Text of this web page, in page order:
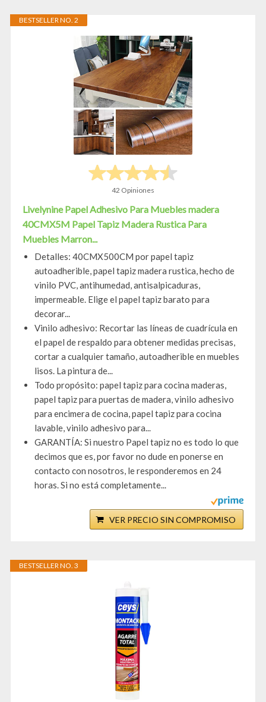
BESTSELLER NO. 2
42 Opiniones
Livelynine Papel Adhesivo Para Muebles madera
40CMX5M Papel Tapiz Madera Rustica Para
Muebles Marron...
Detalles: 40CMX500CM por papel tapiz
autoadherible, papel tapiz madera rustica, hecho de
vinilo PVC, antihumedad, antisalpicaduras,
impermeable. Elige el papel tapiz barato para
decorar...
Vinilo adhesivo: Recortar las líneas de cuadrícula en
el papel de respaldo para obtener medidas precisas,
cortar a cualquier tamaño, autoadherible en muebles
lisos. La pintura de...
Todo propósito: papel tapiz para cocina maderas,
papel tapiz para puertas de madera, vinilo adhesivo
para encimera de cocina, papel tapiz para cocina
lavable, vinilo adhesivo para...
GARANTÍA: Si nuestro Papel tapiz no es todo lo que
decimos que es, por favor no dude en ponerse en
contacto con nosotros, le responderemos en 24
horas. Si no está completamente...
VER PRECIO SIN COMPROMISO
BESTSELLER NO. 3